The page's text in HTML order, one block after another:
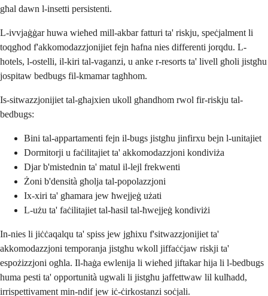
għal dawn l-insetti persistenti.
L-ivvjaġġar huwa wieħed mill-akbar fatturi ta' riskju, speċjalment li
toqgħod f'akkomodazzjonijiet fejn ħafna nies differenti jorqdu. L-
hotels, l-ostelli, il-kiri tal-vaganzi, u anke r-resorts ta' livell għoli jistgħu
jospitaw bedbugs fil-kmamar tagħhom.
Is-sitwazzjonijiet tal-għajxien ukoll għandhom rwol fir-riskju tal-
bedbugs:
Bini tal-appartamenti fejn il-bugs jistgħu jinfirxu bejn l-unitajiet
Dormitorji u faċilitajiet ta' akkomodazzjoni kondiviża
Djar b'mistednin ta' matul il-lejl frekwenti
Żoni b'densità għolja tal-popolazzjoni
Ix-xiri ta' għamara jew ħwejjeġ użati
L-użu ta' faċilitajiet tal-ħasil tal-ħwejjeġ kondiviżi
In-nies li jiċċaqalqu ta' spiss jew jgħixu f'sitwazzjonijiet ta'
akkomodazzjoni temporanja jistgħu wkoll jiffaċċjaw riskji ta'
espożizzjoni ogħla. Il-ħaġa ewlenija li wieħed jiftakar hija li l-bedbugs
huma pesti ta' opportunità ugwali li jistgħu jaffettwaw lil kulħadd,
irrispettivament min-ndif jew iċ-ċirkostanzi soċjali.